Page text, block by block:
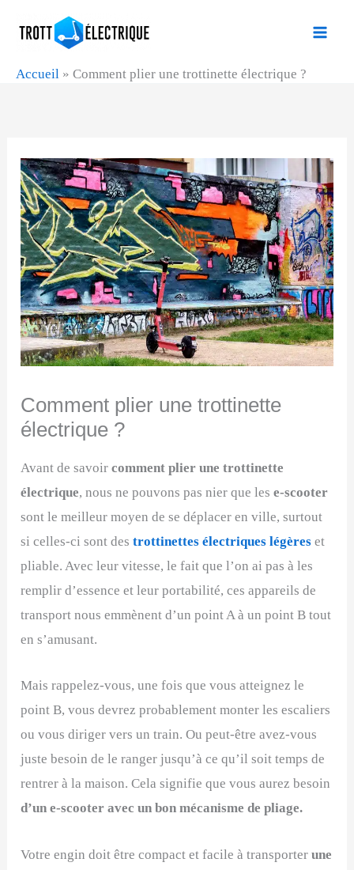
Accueil » Comment plier une trottinette électrique ?
Comment plier une trottinette
électrique ?
Avant de savoircomment plier une trottinette
électrique, nous ne pouvons pas nier que lese-scooter
sont le meilleur moyen de se déplacer en ville, surtout
si celles-ci sont destrottinettes électriques légères et
pliable. Avec leur vitesse, le fait que l’on ai pas à les
remplir d’essence et leur portabilité, ces appareils de
transport nous emmènent d’un point A à un point B tout
en s’amusant.
Mais rappelez-vous, une fois que vous atteignez le
point B, vous devrez probablement monter les escaliers
ou vous diriger vers un train. Ou peut-être avez-vous
juste besoin de le ranger jusqu’à ce qu’il soit temps de
rentrer à la maison. Cela signifie que vous aurez besoin
d’un e-scooter avec un bon mécanisme de pliage.
Votre engin doit être compact et facile à transporterune